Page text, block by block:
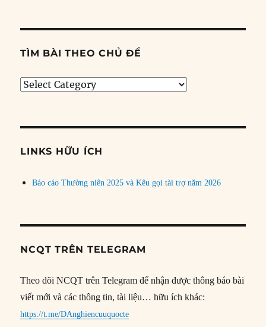
TÌM BÀI THEO CHỦ ĐỀ
Tìm
đề
LINKS HỮU ÍCH
Báo cáo Thường niên 2025 và Kêu gọi tài trợ năm 2026
NCQT TRÊN TELEGRAM
Theo dõi NCQT trên Telegram để nhận được thông báo bài
viết mới và các thông tin, tài liệu… hữu ích khác:
https://t.me/DAnghiencuuquocte